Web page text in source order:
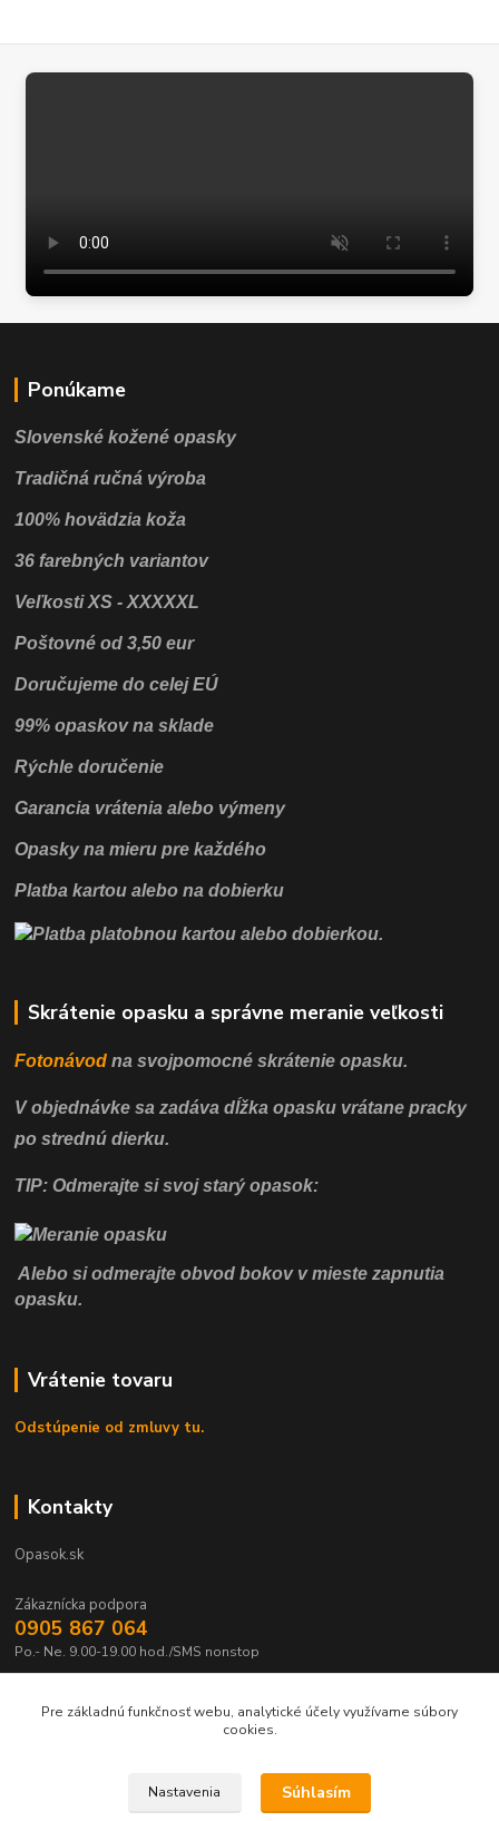
Ponúkame
Slovenské kožené opasky
Tradičná ručná výroba
100% hovädzia koža
36 farebných variantov
Veľkosti XS - XXXXXL
Poštovné od 3,50 eur
Doručujeme do celej EÚ
99% opaskov na sklade
Rýchle doručenie
Garancia vrátenia alebo výmeny
Opasky na mieru pre každého
Platba kartou alebo na dobierku
Skrátenie opasku a správne meranie veľkosti
Fotonávod na svojpomocnéskrátenie opasku.
V objednávke sa zadáva dĺžka opasku vrátane pracky
po strednú dierku.
TIP: Odmerajte si svoj starý opasok:
Alebo si odmerajte obvod bokov v mieste zapnutia
opasku.
Vrátenie tovaru
Odstúpenie od zmluvy tu.
Kontakty
Opasok.sk
Zákaznícka podpora
0905 867 064
Po.- Ne. 9.00-19.00 hod./SMS nonstop
Pre základnú funkčnosť webu, analytické účely využívame súbory
cookies.
Nastavenia Súhlasím